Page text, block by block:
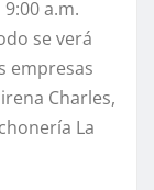
a.m.
se verá
empresas
Charles,
La